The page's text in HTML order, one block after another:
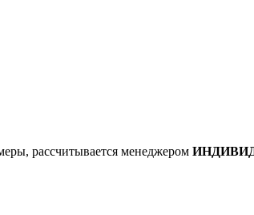
рассчитывается менеджером